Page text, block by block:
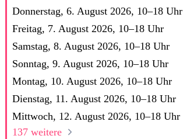
Donnerstag, 6. August 2026, 10–18 Uhr
Freitag, 7. August 2026, 10–18 Uhr
Samstag, 8. August 2026, 10–18 Uhr
Sonntag, 9. August 2026, 10–18 Uhr
Montag, 10. August 2026, 10–18 Uhr
Dienstag, 11. August 2026, 10–18 Uhr
Mittwoch, 12. August 2026, 10–18 Uhr
137 weitere